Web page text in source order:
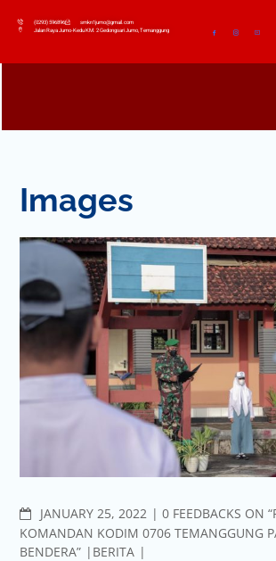
(0293) 596896
smkn1jumo@gmail.com
Jalan Raya Jumo-Kedu KM. 2 Gedongsari Jumo, Temanggung
Images
JANUARY 25, 2022
0 FEEDBACKS ON
KOMANDAN KODIM 0706 TEMANGGUNG
BENDERA”
BERITA